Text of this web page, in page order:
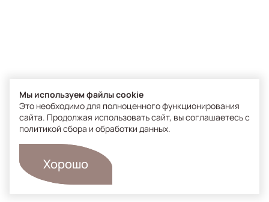
Мы используем файлы cookie
Это необходимо для полноценного функционирования
сайта. Продолжая использовать сайт, вы соглашаетесь с
политикой сбора и обработки данных.
Хорошо